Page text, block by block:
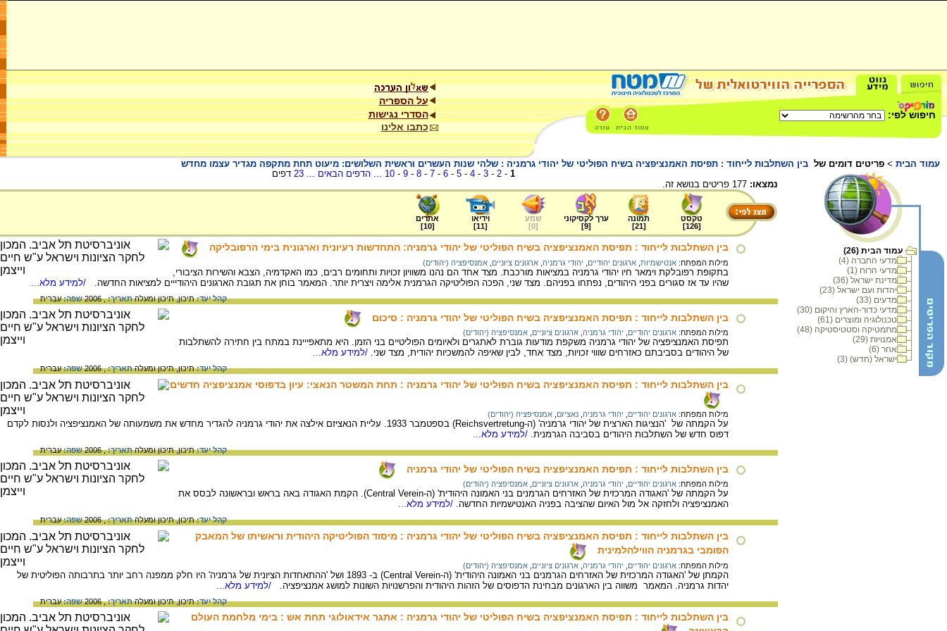
חיפוש לפי:
על הספריה
הסדרי נגישות
כתבו אלינו
עמוד הבית > פריטים דומים של בין השתלבות לייחוד : תפיסת האמנציפציה בשיח הפוליטי של יהודי גרמניה : שלהי שנות העשרים וראשית השלושים: מיעוט תחת מתקפה מגדיר עצמו מחדש
עמוד הבית (26)
מדעי החברה (4)
מדעי הרוח (1)
מדינת ישראל (36)
יהדות ועם ישראל (23)
מדעים (33)
מדעי כדור-הארץ והיקום (30)
טכנולוגיה ומוצרים (61)
מתמטיקה וסטטיסטיקה (48)
אמנויות (29)
אחר (6)
ישראל (חדש) (3)
1
-
2
-
3
-
4
-
5
-
6
-
7
-
8
-
9
-
10
...הדפים הבאים ...
23 דפים
נמצאו:
טקסט
[
126
]
תמונה
[
21
]
ערך לקסיקוני
[
9
]
שמע
[
0
]
וידיאו
[
11
]
אתרים
[
10
]
בין השתלבות לייחוד : תפיסת האמנציפציה בשיח הפוליטי של יהודי גרמניה: התחדשות רעיונית וארגונית בימי הרפובליקה
מילות המפתח: אנטישמיות ארגונים יהודיים יהודי גרמניה ארגונים ציוניים אמנסיפציה (יהודים)
בתקופת רפובלקת וימאר חיו יהודי גרמניה במציאות מורכבת. מצד אחד הם נהנו משוויון זכויות ותחומים רבים, כמו האקדמיה, הצבא והשירות הציבורי,
שהיו עד אז סגורים בפני היהודים, נפתחו בפניהם. מצד שני, הפכה הפוליטיקה הגרמנית אלימה ויצרית יותר. המאמר בוחן את תגובת הארגונים היהודייים למציאות החדשה.
/למידע מלא...
קהל יעד:תיכון,תיכון ומעלהתאריך:, 2006 שפה:עברית
בין השתלבות לייחוד : תפיסת האמנציפציה בשיח הפוליטי של יהודי גרמניה : סיכום
מילות המפתח: ארגונים יהודיים יהודי גרמניה ארגונים ציוניים אמנסיפציה (יהודים)
תפיסת האמנציפציה של יהודי גרמניה משקפת מודעות גוברת לאתגרים ולאיומים הפוליטיים בני הזמן. היא מתאפייינת במתח בין חתירה להשתלבות
של היהודים בסביבתם כאזרחים שוווי זכויות, מצד אחד, לבין שאיפה להמשכיות יהודית, מצד שני. /למידע מלא...
קהל יעד:תיכון,תיכון ומעלהתאריך:, 2006 שפה:עברית
בין השתלבות לייחוד : תפיסת האמנציפציה בשיח הפוליטי של יהודי גרמניה : תחת המשטר הנאצי: עיון בדפוסי אמנציפציה חדשים
מילות המפתח: ארגונים יהודיים יהודי גרמניה נאציזם אמנסיפציה (יהודים)
על הקמתה של 'הנציגות הארצית של יהודי גרמניה' (ה-Reichsvertretung) בספטמבר 1933. עליית הנאציזם אילצה את יהודי גרמניה להגדיר מחדש את משמעותה של האמנציפציה ולנסות לקדם
דפוס חדש של השתלבות היהודים בסביבה הגרמנית. /למידע מלא...
קהל יעד:תיכון,תיכון ומעלהתאריך:, 2006 שפה:עברית
בין השתלבות לייחוד : תפיסת האמנציפציה בשיח הפוליטי של יהודי גרמניה
מילות המפתח: ארגונים יהודיים יהודי גרמניה ארגונים ציוניים אמנסיפציה (יהודים)
על הקמתה של 'האגודה המרכזית של האזרחים הגרמנים בני האמונה היהודית' (ה-Central Verein). הקמת האגודה באה בראש ובראשונה לבסס את
האמנציפציה ולחזקה אל מול האיום שהציבה בפניה האנטישמיות החדשה. /למידע מלא...
קהל יעד:תיכון,תיכון ומעלהתאריך:, 2006 שפה:עברית
בין השתלבות לייחוד : תפיסת האמנציפציה בשיח הפוליטי של יהודי גרמניה : מיסוד הפוליטיקה היהודית וראשיתו של המאבק
הפומבי בגרמניה הווילהלמינית
מילות המפתח: ארגונים יהודיים יהודי גרמניה ארגונים ציוניים אמנסיפציה (יהודים)
הקמתן של 'האגודה המרכזית של האזרחים הגרמנים בני האמונה היהודית' (ה-Central Verein) ב- 1893 ושל 'ההתאחדות הציונית של גרמניה' היו חלק ממפנה רחב יותר בתרבותה הפוליטית של
יהדות גרמניה. המאמר משווה בין הארגונים מבחינת הדפוסים של הזהות היהודית והפרשנויות השונות למושג אמנציפציה.
/למידע מלא...
קהל יעד:תיכון,תיכון ומעלהתאריך:, 2006 שפה:עברית
בין השתלבות לייחוד : תפיסת האמנציפציה בשיח הפוליטי של יהודי גרמניה : אתגר אידאולוגי תחת אש : בימי מלחמת העולם